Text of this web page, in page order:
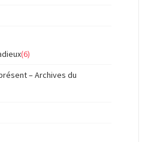
(6)
– Archives du